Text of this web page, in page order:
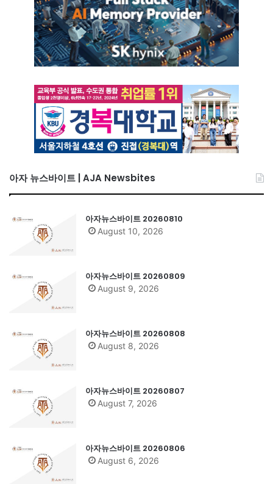
아자 뉴스바이트 | AJA Newsbites
아자뉴스바이트 20260810
August 10, 2026
아자뉴스바이트 20260809
August 9, 2026
아자뉴스바이트 20260808
August 8, 2026
아자뉴스바이트 20260807
August 7, 2026
아자뉴스바이트 20260806
August 6, 2026